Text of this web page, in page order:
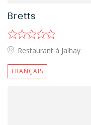
Bretts
Restaurant à Jalhay
FRANÇAIS